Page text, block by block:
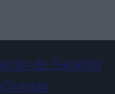
de Farlands